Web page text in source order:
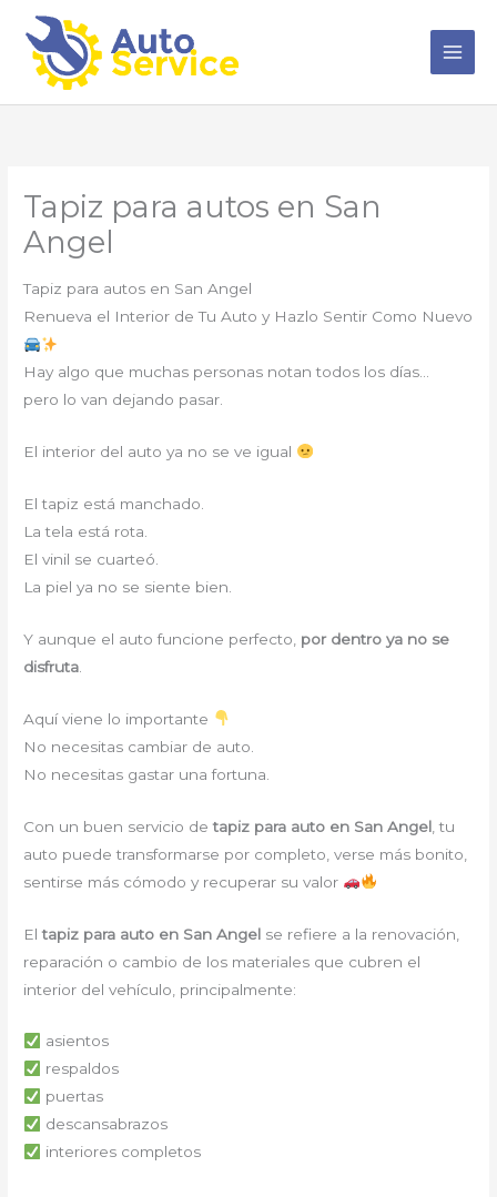
contenido
Tapiz para autos en San
Angel
Tapiz para autos en San Angel
Renueva el Interior de Tu Auto y Hazlo Sentir Como Nuevo
Hay algo que muchas personas notan todos los días…
pero lo van dejando pasar.
El interior del auto ya no se ve igual
El tapiz está manchado.
La tela está rota.
El vinil se cuarteó.
La piel ya no se siente bien.
Y aunque el auto funcione perfecto, por dentro ya no se
disfruta
Aquí viene lo importante
No necesitas cambiar de auto.
No necesitas gastar una fortuna.
Con un buen servicio detapiz para auto en San Angel , tu
auto puede transformarse por completo, verse más bonito,
sentirse más cómodo y recuperar su valor
Eltapiz para auto en San Angel se refiere a la renovación,
reparación o cambio de los materiales que cubren el
interior del vehículo, principalmente:
asientos
respaldos
puertas
descansabrazos
interiores completos